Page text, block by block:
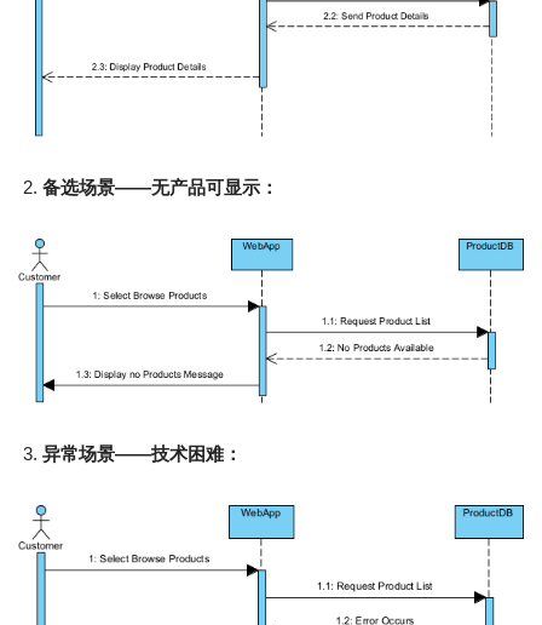
备选场景——无产品可显示：
异常场景——技术困难：